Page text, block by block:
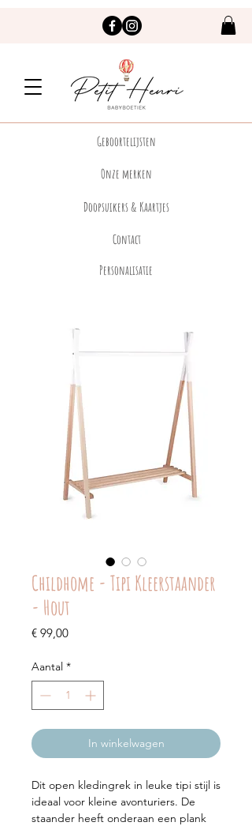
Geboortelijsten
Onze merken
Doopsuikers & Kaartjes
Contact
Personalisatie
Childhome - Tipi Kleerstaander
- Hout
€ 99,00Prijs
Aantal *
In winkelwagen
Dit open kledingrek in leuke tipi stijl is
ideaal voor kleine avonturiers. De
staander heeft onderaan een plank